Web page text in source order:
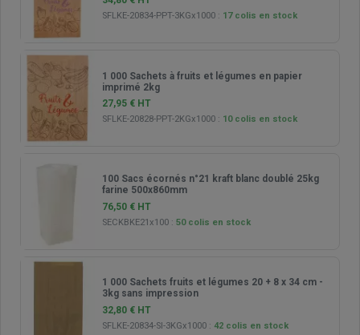
SFLKE-20834-PPT-3KGx1000 : 17 colis en stock
1 000 Sachets à fruits et légumes en papier
imprimé 2kg
27,95 € HT
SFLKE-20828-PPT-2KGx1000 : 10 colis en stock
100 Sacs écornés n°21 kraft blanc doublé 25kg
farine 500x860mm
76,50 € HT
SECKBKE21x100 :50 colis en stock
1 000 Sachets fruits et légumes 20 + 8 x 34 cm -
3kg sans impression
32,80 € HT
SFLKE-20834-SI-3KGx1000 : 42 colis en stock